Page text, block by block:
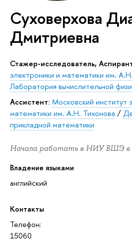
Суховерхова
Дмитриевна
Стажер-исследователь,
электроники и математики им.
Лаборатория вычислительной
Ассистент: Московский институт
математики им. А.Н. Тихонова /
прикладной математики
Начала работать в НИУ ВШЭ в
Владение языками
английский
Контакты
Телефон:
15060